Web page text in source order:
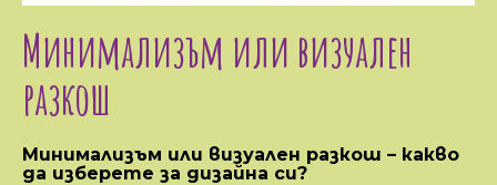
Минимализъм или визуален
разкош
Минимализъм или визуален разкош – какво
да изберете за дизайна си?